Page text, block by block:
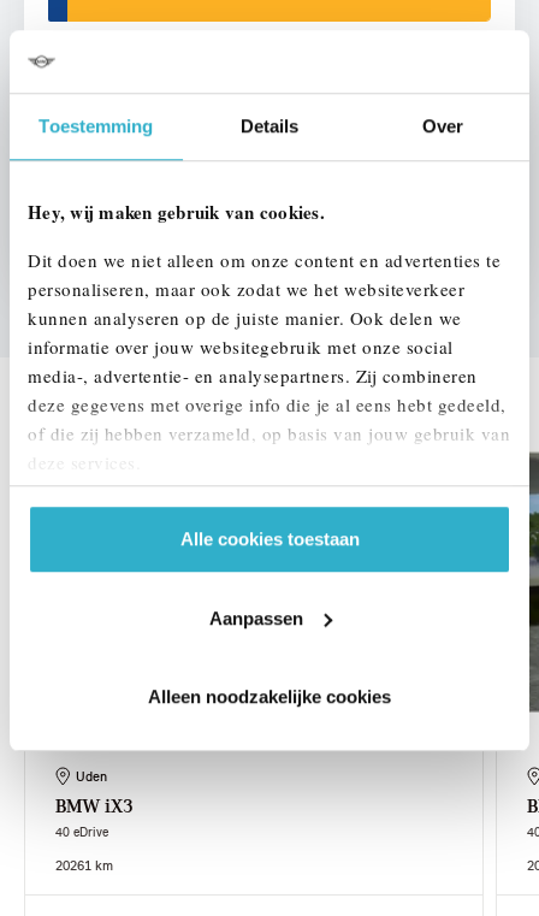
Toestemming Details Over
Hey, wij maken gebruik van cookies.
Dit doen we niet alleen om onze content en advertenties te
personaliseren, maar ook zodat we het websiteverkeer
kunnen analyseren op de juiste manier. Ook delen we
informatie over jouw websitegebruik met onze social
media-, advertentie- en analysepartners. Zij combineren
deze gegevens met overige info die je al eens hebt gedeeld,
of die zij hebben verzameld, op basis van jouw gebruik van
deze services.
Alle cookies toestaan
Aanpassen
Alleen noodzakelijke cookies
VOORSTEL AANVRAGEN
U vertelt meer over uw auto
DEZE ZIJN VERGELIJKBAAR
Uden
BMW iX3
40 eDrive
20261 km